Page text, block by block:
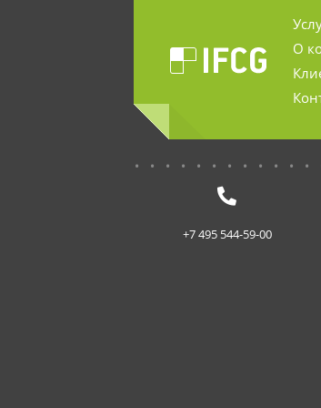
О
+7 495 544-59-00